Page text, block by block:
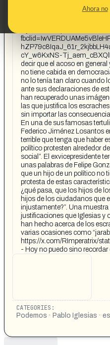
Ahora no
https://theobjective.com/
cY_w6KxNS-
decir que el acoso en
no tiene cabida en
no lo tenía tan claro cuando
ante sus declaraciones de
han recuperado unas
las que justifica los
sin importar las
En una de sus famosas
Federico Jiménez Losantos
terrible que tenga que haber
político protesten alrededor
social”. El exvicepresidente
unas palabras de Felipe
que un hijo de un político no
protesta de estas
¿qué pasa, que los hijos de
hijos de los ciudadanos que
injustamente?”. Una
justificaciones que Iglesias y
han hecho acerca de los
varias ocasiones como
https://x.com/RImperatrix/
- Hoy no puedo sino recordar
CATEGORIES:
Podemos · Pablo Iglesias ·